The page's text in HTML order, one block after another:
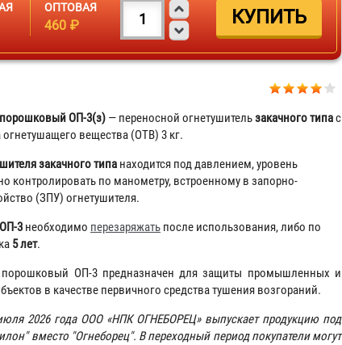
ОПТОВАЯ
460 ₽
порошковый ОП-3(з) — переносной огнетушительзакачного типас
огнетушащего вещества (ОТВ) 3 кг.
закачного типа находится под давлением, уровень
контролировать по манометру, встроенному в запорно-
(ЗПУ) огнетушителя.
ОП-3 необходимо перезаряжать после использования, либо по
5 лет.
порошковый ОП-3 предназначен для защиты промышленных и
в качестве первичного средства тушения возгораний.
2026 года ООО «НПК ОГНЕБОРЕЦ» выпускает продукцию под
вместо "Огнеборец". В переходный период покупатели могут
143 ₽